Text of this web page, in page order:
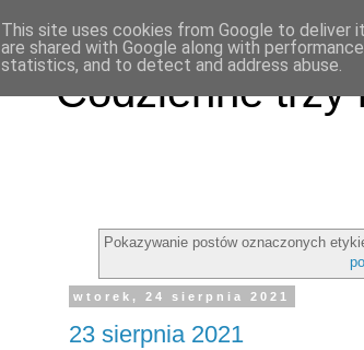
Codzienne trzy
Pokazywanie postów oznaczonych
wtorek, 24 sierpnia 2021
23 sierpnia 2021
This site uses cookies from Google to deliver
are shared with Google along with
statistics, and to detect and address abuse.